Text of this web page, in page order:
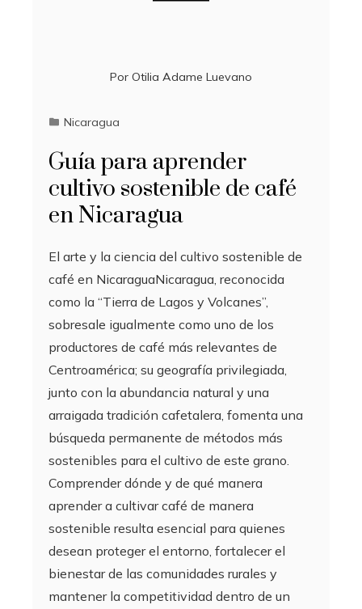
Por Otilia Adame Luevano
Nicaragua
Guía para aprender
cultivo sostenible de café
en Nicaragua
El arte y la ciencia del cultivo sostenible de
café en NicaraguaNicaragua, reconocida
como la “Tierra de Lagos y Volcanes”,
sobresale igualmente como uno de los
productores de café más relevantes de
Centroamérica; su geografía privilegiada,
junto con la abundancia natural y una
arraigada tradición cafetalera, fomenta una
búsqueda permanente de métodos más
sostenibles para el cultivo de este grano.
Comprender dónde y de qué manera
aprender a cultivar café de manera
sostenible resulta esencial para quienes
desean proteger el entorno, fortalecer el
bienestar de las comunidades rurales y
mantener la competitividad dentro de un